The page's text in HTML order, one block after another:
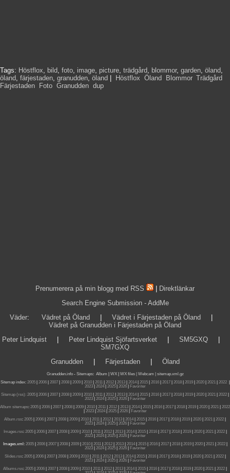
Tags: Höstflox, bild, foto, image, picture, trädgård, blommor, garden, öland,
öland, färjestaden, granudden, öland Höstflox Öland Blommor, Trädgård
Färjestaden
Foto Granudden dup
Prenumerera på min blogg med RSS
Direktlänkar
Search Engine Submission - AddMe
Väder: Vädret på Öland Vädret i Färjestaden på Öland
Vädret på Granudden i Färjestaden på Öland
Peter Lindquist
Peter Lindquist Sjöfartsverket SM5GXQ
SM7GXQ
Granudden| Färjestaden| Öland
Granudden.info- Sitemaps: Album WX WX files | Webcam |
sitemap.xml.gz
Sitemap index: 2005| 2006| 2007| 2008| 2009| 2010| 2011| 2012| 2013| 2014| 2015| 2016| 2017| 2018| 2019| 2020| 2021| 2022|
2023| 2024| 2025| 2026|
Favoriter
Sitemap (rss): 2005 2006 2007 2008 2009 2010 2011 2012 2013 2014 2015 2016 2017 2018 2019 2020 2021 2022
2023| 2024| 2025| 2026|
Favoriter
Album sitemaps: 2005 2006 2007 2008 2009 2010 2011 2012 2013 2014 2015 2016 2017 2018 2019 2020 2021
2022
2023| 2024| 2025| 2026|
Favoriter
Album.rss: 2005 2006 2007 2008 2009 2010 2011 2012 2013 2014 2015 2016 2017 2018 2019 2020 2021 2022
2023| 2024| 2025| 2026|
Favoriter
Images.rss: 2005| 2006| 2007| 2008| 2009| 2010| 2011| 2012| 2013| 2014| 2015| 2016| 2017| 2018| 2019| 2020| 2021| 2022|
2023| 2024| 2025| 2026|
Favoriter
Images.xml: 2005| 2006| 2007| 2008| 2009| 2010| 2011| 2012| 2013| 2014| 2015| 2016| 2017| 2018| 2019| 2020| 2021| 2022|
2023| 2024| 2025| 2026|
Favoriter
Slides.rss: 2005| 2006| 2007| 2008| 2009| 2010| 2011| 2012| 2013| 2014| 2015| 2016| 2017| 2018| 2019| 2020| 2021| 2022|
2023| 2024| 2025| 2026|
Favoriter
Albums.rss: 2005 2006 2007 2008 2009 2010 2011 2012 2013 2014 2015 2016 2017 2018 2019 2020 2021 2022